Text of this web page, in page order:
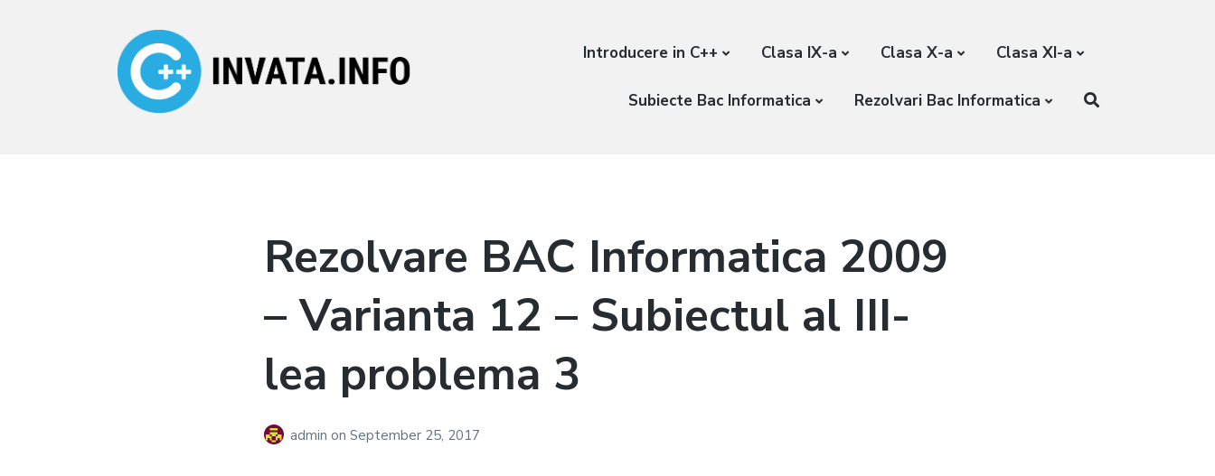
Introducere in C++ Clasa IX-a Clasa X-a Clasa XI-a
Subiecte Bac Informatica Rezolvari Bac Informatica
Rezolvare BAC Informatica 2009
– Varianta 12 – Subiectul al III-
lea problema 3
adminon September 25, 2017